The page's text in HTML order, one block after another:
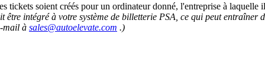
tickets soient créés pour un ordinateur donné, l'entreprise à laquelle il
être intégré à votre système de billetterie PSA ce qui peut entraîner
-mail à sales@autoelevate.com .)